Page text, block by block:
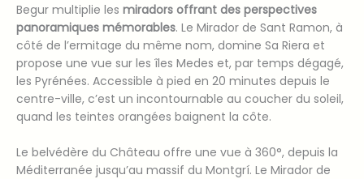
Begur multiplie les miradors offrant des perspectives
panoramiques mémorables. Le Mirador de Sant Ramon, à
côté de l’ermitage du même nom, domine Sa Riera et
propose une vue sur les îles Medes et, par temps dégagé,
les Pyrénées. Accessible à pied en 20 minutes depuis le
centre-ville, c’est un incontournable au coucher du soleil,
quand les teintes orangées baignent la côte.
Le belvédère du Château offre une vue à 360°, depuis la
Méditerranée jusqu’au massif du Montgrí. Le Mirador de